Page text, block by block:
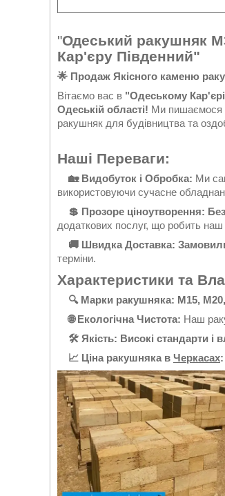
"Одеський ракушняк
Кар'єру Південний"
🌟 Продаж Якісного каменю
Вітаємо вас в "Одеському
Одеській області! Ми пишаємося
ракушняк для будівництва та
Наші Переваги:
🏡 Видобуток і Обробка: Ми
використовуючи сучасне
💲 Прозоре ціноутворення:
додаткових послуг, що робить
🚚 Швидка Доставка:
терміни.
Характеристики та
🔍 Марки ракушняка: M15,
🌐 Екологічна Чистота: Наш
🛠 Якість: Високі стандарти і
📈 Ціна ракушняка в Черкасах: